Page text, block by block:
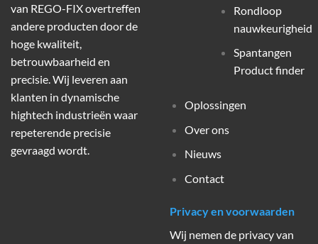
van REGO-FIX overtreffen
andere producten door de
hoge kwaliteit,
betrouwbaarheid en
precisie. Wij leveren aan
klanten in dynamische
hightech industrieën waar
repeterende precisie
gevraagd wordt.
Rondloop
nauwkeurigheid
Spantangen
Product finder
Oplossingen
Over ons
Nieuws
Contact
Privacy en voorwaarden
Wij nemen de privacy van